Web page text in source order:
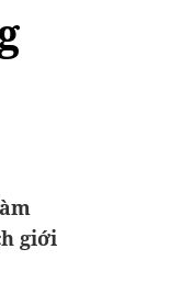
giới